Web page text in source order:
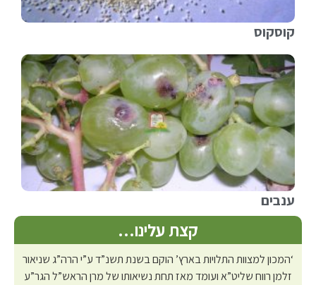
קוסקוס
ענבים
קצת עלינו…
‘המכון למצוות התלויות בארץ’ הוקם בשנת תשנ”ד ע”י הרה”ג שניאור
זלמן רווח שליט”א ועומד מאז תחת נשיאותו של מרן הראש”ל הגר”ע